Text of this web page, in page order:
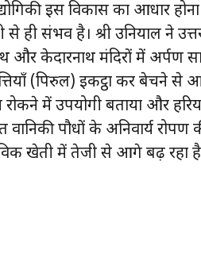
इस विकास का आधार
से ही संभव है। श्री उनियाल ने
और केदारनाथ मंदिरों में
(पिरुल) इकट्ठा कर बेचने
में उपयोगी बताया और
वानिकी पौधों के अनिवार्य
खेती में तेजी से आगे बढ़ रहा है